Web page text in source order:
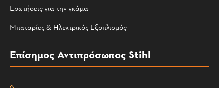
Ερωτήσεις για την γκάμα
Μπαταρίες & Ηλεκτρικός Εξοπλισμός
Επίσημος Αντιπρόσωπος Stihl